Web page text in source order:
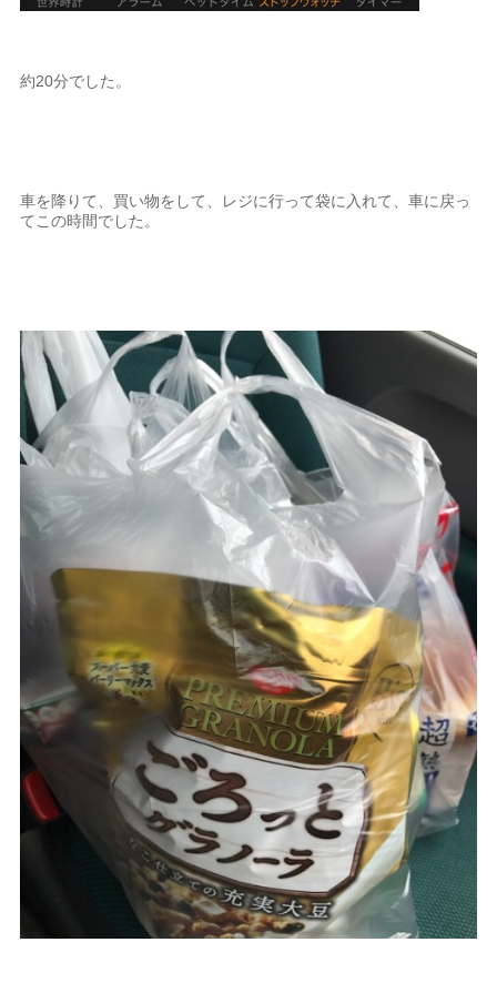
約20分でした。
車を降りて、買い物をして、レジに行って袋に入れて、車に戻っ
てこの時間でした。